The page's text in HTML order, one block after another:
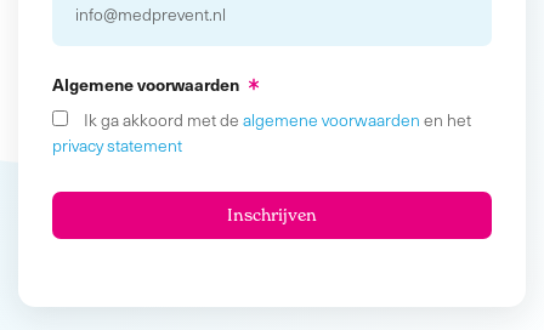
info@medprevent.nl
Algemene voorwaarden
Ik ga akkoord met de algemene voorwaarden en het
privacy statement